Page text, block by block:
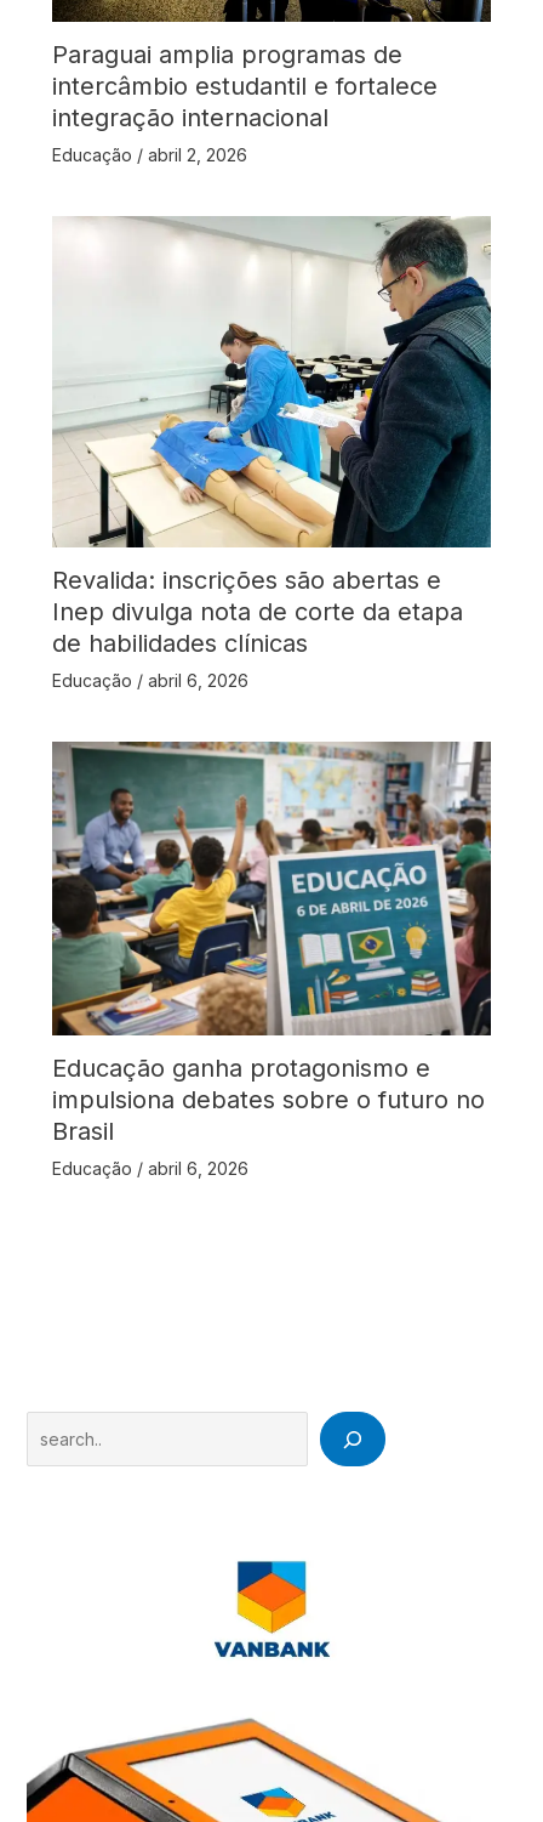
Paraguai amplia programas de
intercâmbio estudantil e fortalece
integração internacional
Educação / abril 2, 2026
Revalida: inscrições são abertas e
Inep divulga nota de corte da etapa
de habilidades clínicas
Educação / abril 6, 2026
Educação ganha protagonismo e
impulsiona debates sobre o futuro no
Brasil
Educação / abril 6, 2026